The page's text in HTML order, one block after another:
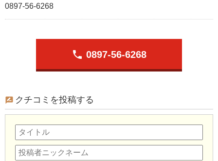
0897-56-6268
phone 0897-56-6268
クチコミを投稿する